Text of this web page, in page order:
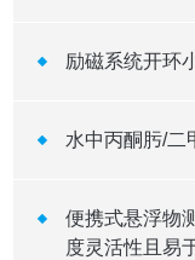
励磁系统开环
水中丙酮肟/二
便携式悬浮物
度灵活性且易